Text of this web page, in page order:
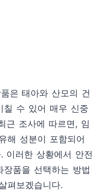
은 태아와 산모의 건
칠 수 있어 매우 신중
근 조사에 따르면, 임
해 성분이 포함되어
이러한 상황에서 안전
품을 선택하는 방법
펴보겠습니다.